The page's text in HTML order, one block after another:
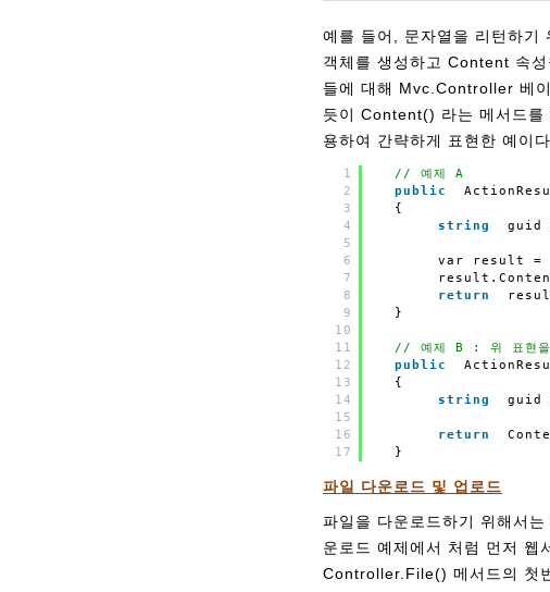
예를 들어, 문자열을 리턴하
객체를 생성하고 Content 속
들에 대해 Mvc.Controller 베
듯이 Content() 라는 메서드
용하여 간략하게 표현한 예이다.
1
2
3
4
5
6
7
8
9
10
11
12
13
14
15
16
17
// 예제 A
public
{
string
guid
var result =
return
}
// 예제 B : 위 표현을
public
{
string
guid
return
}
파일 다운로드 및 업로드
파일을 다운로드하기 위해서
운로드 예제에서 처럼 먼저 웹
Controller.File() 메서드의 첫